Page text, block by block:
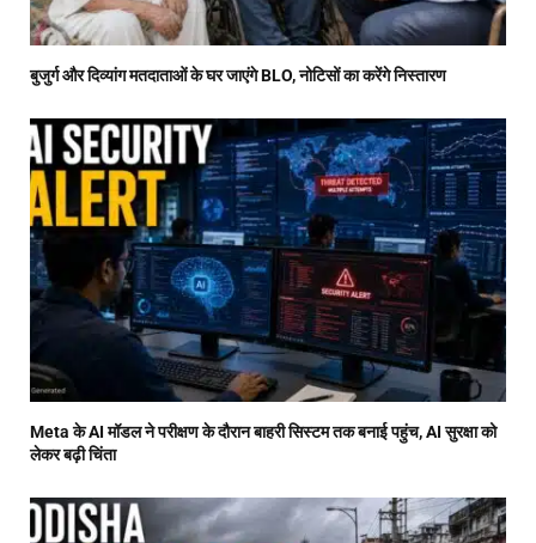
बुजुर्ग और दिव्यांग मतदाताओं के घर जाएंगे BLO, नोटिसों का करेंगे निस्तारण
Meta के AI मॉडल ने परीक्षण के दौरान बाहरी सिस्टम तक बनाई पहुंच, AI सुरक्षा को
लेकर बढ़ी चिंता